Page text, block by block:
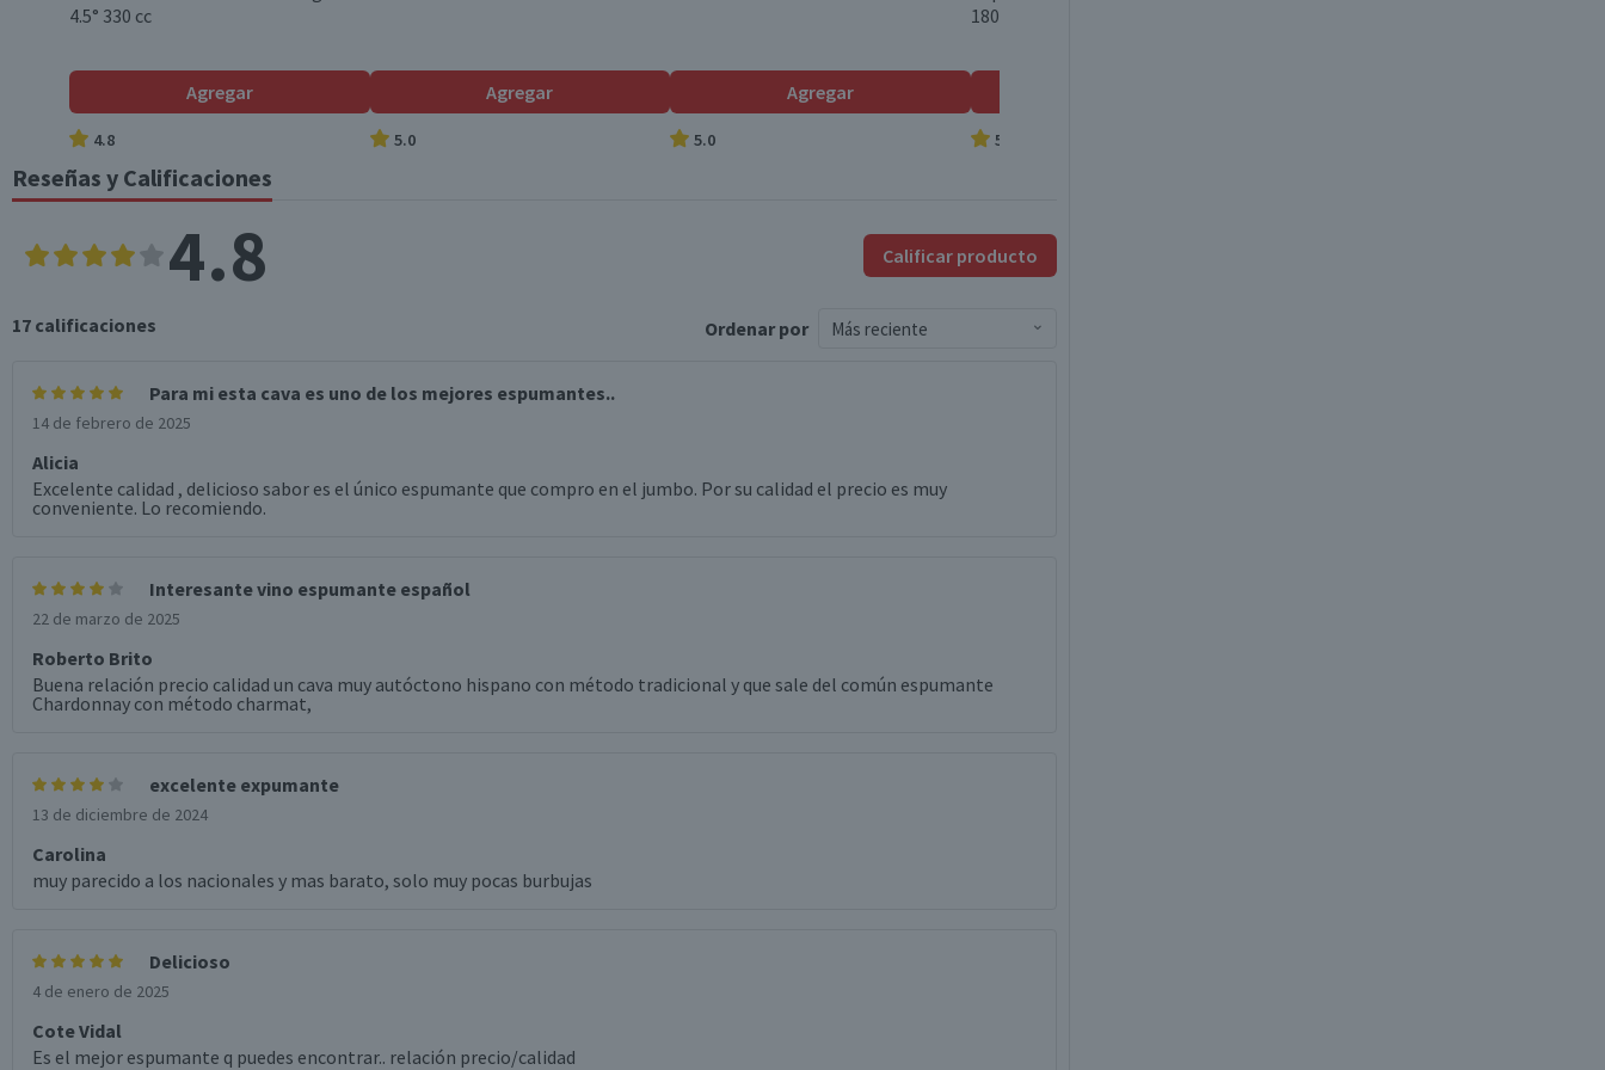
Tamaño Familiar
Nota
Por Ley la venta de alcohol está prohibida para menores de
4.5° 330 cc
Agregar
4.8
Agregar
5.0
Agregar
5.0
180 g
5.0
Reseñas y Calificaciones
4.8 Calificar producto
17 calificaciones Ordenar por Más reciente
Para mi esta cava es uno de los mejores espumantes..
14 de febrero de 2025
Alicia
Excelente calidad , delicioso sabor es el único espumante que compro en el jumbo. Por su calidad el precio es muy
conveniente. Lo recomiendo.
Interesante vino espumante español
22 de marzo de 2025
Roberto Brito
Buena relación precio calidad un cava muy autóctono hispano con método tradicional y que sale del común espumante
Chardonnay con método charmat,
excelente expumante
13 de diciembre de 2024
Carolina
muy parecido a los nacionales y mas barato, solo muy pocas burbujas
Delicioso
4 de enero de 2025
Cote Vidal
Es el mejor espumante q puedes encontrar.. relación precio/calidad